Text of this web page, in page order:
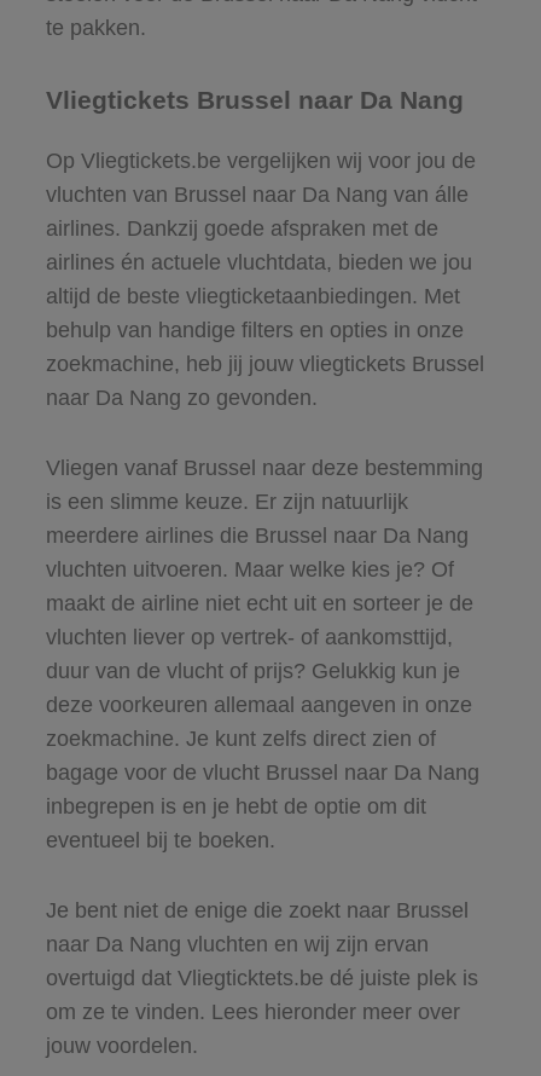
te pakken.
Vliegtickets Brussel naar Da Nang
Op Vliegtickets.be vergelijken wij voor jou de
vluchten van Brussel naar Da Nang van álle
airlines. Dankzij goede afspraken met de
airlines én actuele vluchtdata, bieden we jou
altijd de beste vliegticketaanbiedingen. Met
behulp van handige filters en opties in onze
zoekmachine, heb jij jouw vliegtickets Brussel
naar Da Nang zo gevonden.
Vliegen vanaf Brussel naar deze bestemming
is een slimme keuze. Er zijn natuurlijk
meerdere airlines die Brussel naar Da Nang
vluchten uitvoeren. Maar welke kies je? Of
maakt de airline niet echt uit en sorteer je de
vluchten liever op vertrek- of aankomsttijd,
duur van de vlucht of prijs? Gelukkig kun je
deze voorkeuren allemaal aangeven in onze
zoekmachine. Je kunt zelfs direct zien of
bagage voor de vlucht Brussel naar Da Nang
inbegrepen is en je hebt de optie om dit
eventueel bij te boeken.
Je bent niet de enige die zoekt naar Brussel
naar Da Nang vluchten en wij zijn ervan
overtuigd dat Vliegticktets.be dé juiste plek is
om ze te vinden. Lees hieronder meer over
jouw voordelen.